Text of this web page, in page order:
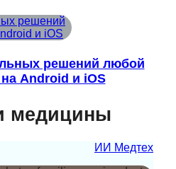
решений любой
Android и iOS
медицины
ИИ Медтех